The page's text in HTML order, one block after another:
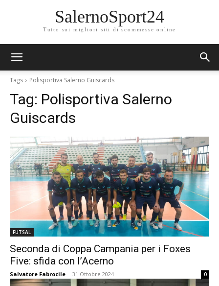
SalernoSport24
Tutto sui migliori siti di scommesse online
Tags Polisportiva Salerno Guiscards
Tag: Polisportiva Salerno
Guiscards
FUTSAL
Seconda di Coppa Campania per i Foxes
Five: sfida con l’Acerno
Salvatore Fabrocile - 31 Ottobre 2024 0